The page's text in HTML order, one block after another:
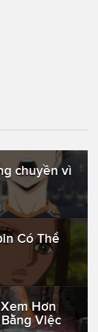
chuyền vì
Có Thể
Hơn
Việc